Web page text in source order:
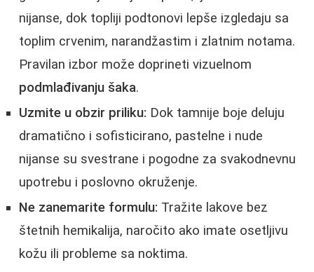
nijanse, dok topliji podtonovi lepše izgledaju sa
toplim crvenim, narandžastim i zlatnim notama.
Pravilan izbor može doprineti vizuelnom
podmlađivanju šaka.
Uzmite u obzir priliku: Dok tamnije boje deluju
dramatično i sofisticirano, pastelne i nude
nijanse su svestrane i pogodne za svakodnevnu
upotrebu i poslovno okruženje.
Ne zanemarite formulu: Tražite lakove bez
štetnih hemikalija, naročito ako imate osetljivu
kožu ili probleme sa noktima.